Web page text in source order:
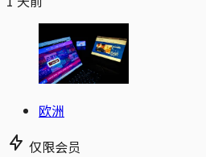
欧洲
仅限会员